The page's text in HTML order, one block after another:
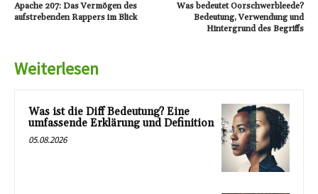
Apache 207: Das Vermögen des
aufstrebenden Rappers im Blick
Was bedeutet Oorschwerbleede?
Bedeutung, Verwendung und
Hintergrund des Begriffs
Weiterlesen
Was ist die Diff Bedeutung? Eine
umfassende Erklärung und Definition
05.08.2026